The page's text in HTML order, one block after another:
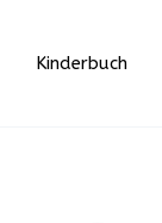
Kinderbuch